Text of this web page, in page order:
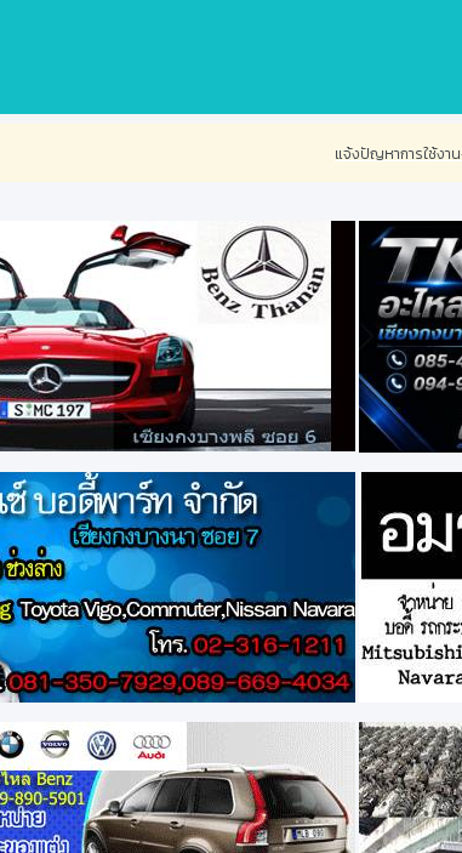
แจ้งปัญหาการใช้งาน-ติดต่อเรา ท่านสนใ